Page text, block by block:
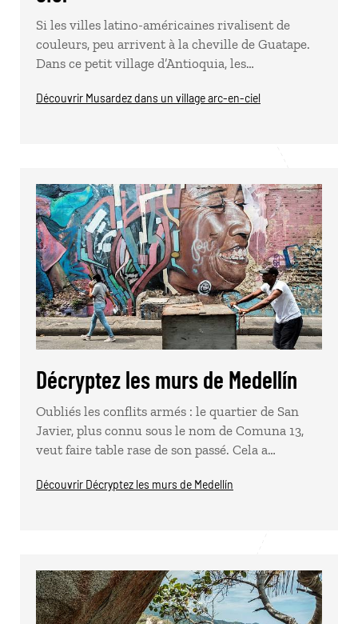
Si les villes latino-américaines rivalisent de
couleurs, peu arrivent à la cheville de Guatape.
Dans ce petit village d’Antioquia, les…
Découvrir Musardez dans un village arc-en-ciel
Décryptez les murs de Medellín
Oubliés les conflits armés : le quartier de San
Javier, plus connu sous le nom de Comuna 13,
veut faire table rase de son passé. Cela a…
Découvrir Décryptez les murs de Medellín